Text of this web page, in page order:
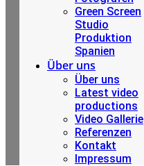
Green Screen
Studio
Produktion
Spanien
Über uns
Über uns
Latest video
productions
Video Gallerie
Referenzen
Kontakt
Impressum